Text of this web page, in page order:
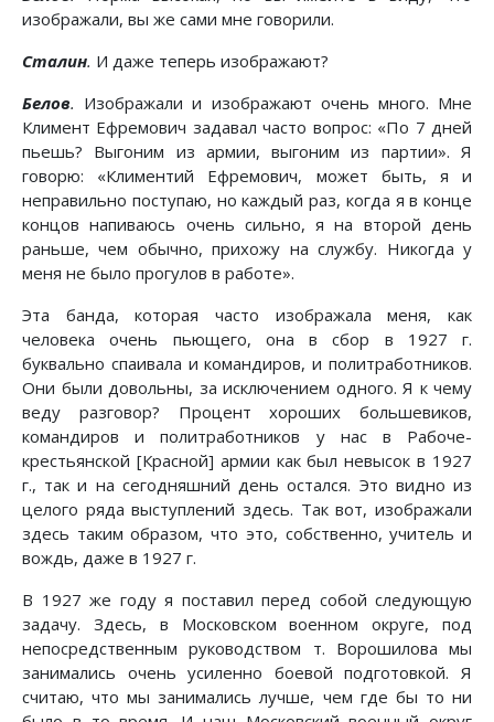
изображали, вы же сами мне говорили.
Сталин. И даже теперь изображают?
Белов. Изображали и изображают очень много. Мне
Климент Ефремович задавал часто вопрос: «По 7 дней
пьешь? Выгоним из армии, выгоним из партии». Я
говорю: «Климентий Ефремович, может быть, я и
неправильно поступаю, но каждый раз, когда я в конце
концов напиваюсь очень сильно, я на второй день
раньше, чем обычно, прихожу на службу. Никогда у
меня не было прогулов в работе».
Эта банда, которая часто изображала меня, как
человека очень пьющего, она в сбор в 1927 г.
буквально спаивала и командиров, и политработников.
Они были довольны, за исключением одного. Я к чему
веду разговор? Процент хороших большевиков,
командиров и политработников у нас в Рабоче-
крестьянской [Красной] армии как был невысок в 1927
г., так и на сегодняшний день остался. Это видно из
целого ряда выступлений здесь. Так вот, изображали
здесь таким образом, что это, собственно, учитель и
вождь, даже в 1927 г.
В 1927 же году я поставил перед собой следующую
задачу. Здесь, в Московском военном округе, под
непосредственным руководством т. Ворошилова мы
занимались очень усиленно боевой подготовкой. Я
считаю, что мы занимались лучше, чем где бы то ни